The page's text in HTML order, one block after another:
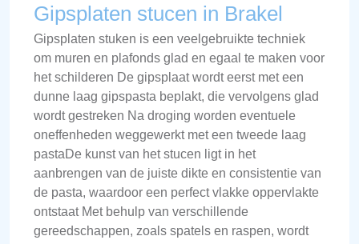
Gipsplaten stucen in Brakel
Gipsplaten stuken is een veelgebruikte techniek
om muren en plafonds glad en egaal te maken voor
het schilderen De gipsplaat wordt eerst met een
dunne laag gipspasta beplakt, die vervolgens glad
wordt gestreken Na droging worden eventuele
oneffenheden weggewerkt met een tweede laag
pastaDe kunst van het stucen ligt in het
aanbrengen van de juiste dikte en consistentie van
de pasta, waardoor een perfect vlakke oppervlakte
ontstaat Met behulp van verschillende
gereedschappen, zoals spatels en raspen, wordt